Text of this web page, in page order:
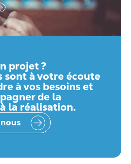
projet ?
sont à votre écoute
à vos besoins et
de la
la réalisation.